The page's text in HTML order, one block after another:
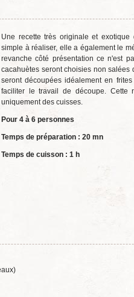
Une recette très originale et
simple à réaliser, elle a également le
revanche côté présentation ce n'est
cacahuètes seront choisies non salées
seront découpées idéalement en
faciliter le travail de découpe. Cette
uniquement des cuisses.
Pour 4 à 6 personnes
Temps de préparation : 20 mn
Temps de cuisson : 1 h